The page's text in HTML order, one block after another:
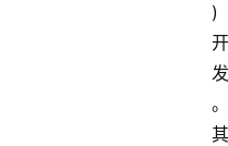
)
开
发
。
其